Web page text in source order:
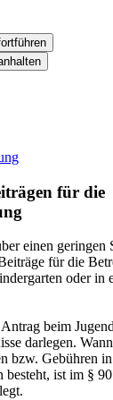
für die
einen geringen
für die
oder in
beim
darlegen.
bzw. Gebühren in
besteht, ist im §